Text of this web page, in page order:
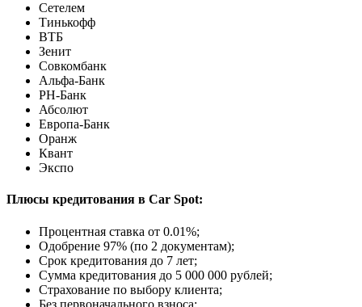
Сетелем
Тинькофф
ВТБ
Зенит
Совкомбанк
Альфа-Банк
РН-Банк
Абсолют
Европа-Банк
Оранж
Квант
Экспо
Плюсы кредитования в Car Spot:
Процентная ставка от 0.01%;
Одобрение 97% (по 2 документам);
Срок кредитования до 7 лет;
Сумма кредитования до 5 000 000 рублей;
Страхование по выбору клиента;
Без первоначального взноса;